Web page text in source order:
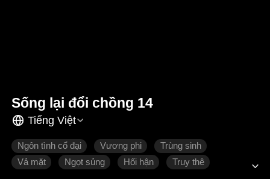
Sống lại đổi chồng 14
Tiếng Việt
Ngôn tình cổ đại Vương phi
Trùng sinh
Vả mặt
Ngọt sủng Hối hận Truy thê